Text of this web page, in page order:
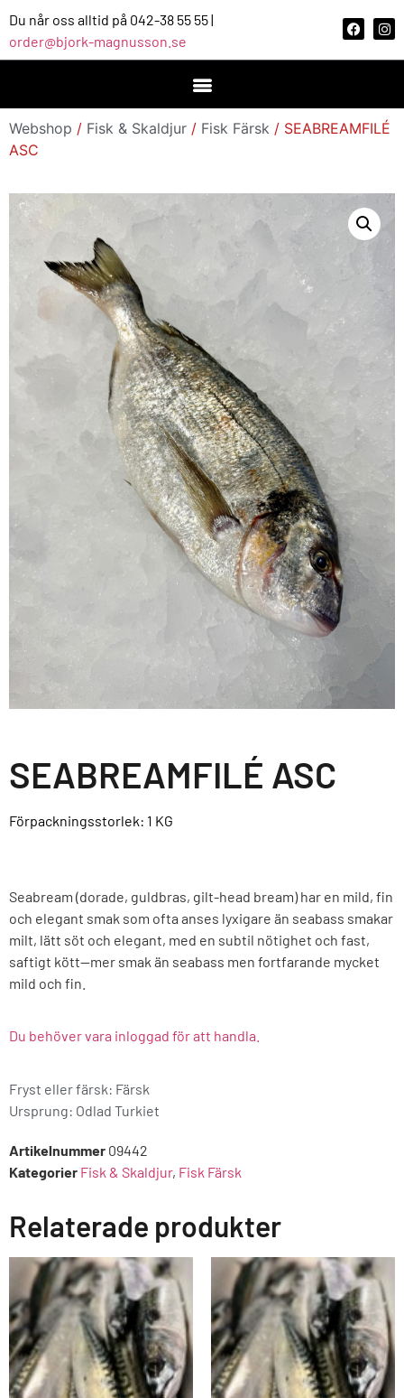
Du når oss alltid på 042-38 55 55 |
order@bjork-magnusson.se
Webshop / Fisk & Skaldjur / Fisk Färsk / SEABREAMFILÉ
ASC
SEABREAMFILÉ ASC
Förpackningsstorlek: 1 KG
Seabream (dorade, guldbras, gilt-head bream) har en mild, fin
och elegant smak som ofta anses lyxigare än seabass smakar
milt, lätt söt och elegant, med en subtil nötighet och fast,
saftigt kött—mer smak än seabass men fortfarande mycket
mild och fin.
Du behöver vara inloggad för att handla.
Fryst eller färsk: Färsk
Ursprung: Odlad Turkiet
Artikelnummer 09442
Kategorier Fisk & Skaldjur, Fisk Färsk
Relaterade produkter